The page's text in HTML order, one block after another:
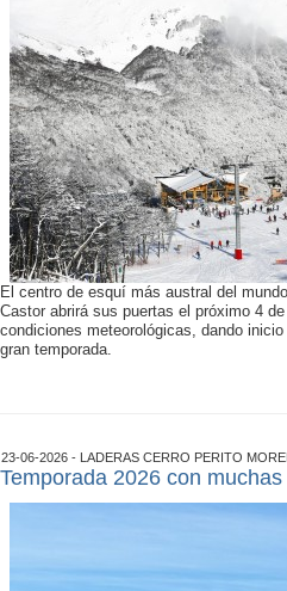
El centro de esquí más austral del
Castor abrirá sus puertas el próximo 4
condiciones meteorológicas, dando
gran temporada.
23-06-2026 - LADERAS CERRO PERITO
Temporada 2026 con